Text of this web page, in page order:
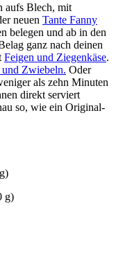
aufs Blech, mit
neuen Tante Fanny
belegen und ab in den
ganz nach deinen
Feigen und Ziegenkäse.
und Zwiebeln. Oder
als zehn Minuten
direkt serviert
so, wie ein Original-
g)